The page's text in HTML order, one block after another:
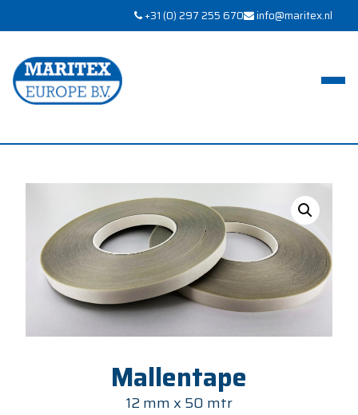
+31 (0) 297 255 670 info@maritex.nl
Mallentape
12 mm x 50 mtr